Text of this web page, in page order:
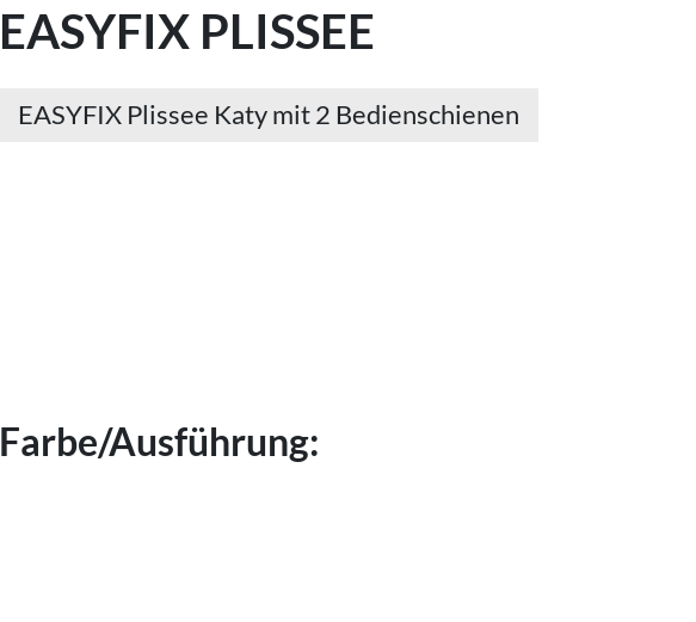
EASYFIX PLISSEE
EASYFIX Plissee Katy mit 2 Bedienschienen
Farbe/Ausführung: